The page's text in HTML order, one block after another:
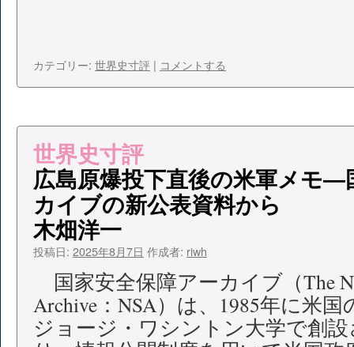
カテゴリー: 世界史寸評 | コメントする
世界史寸評
広島原爆投下直後の米軍メモ―
カイブの新公表資料から
木畑洋一
投稿日: 2025年8月7日 作成者: riwh
国家安全保障アーカイブ（The
Archive：NSA）は、1985年に米
ジョージ・ワシントン大学で創